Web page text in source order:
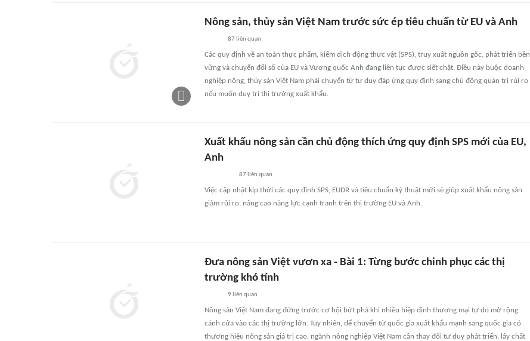
Nông sản, thủy sản Việt Nam trước sức ép tiêu chuẩn từ EU và Anh
87 liên quan
Các quy định về an toàn thực phẩm, kiểm dịch động thực vật (SPS), truy xuất nguồn gốc, phát triển bền
vững và chuyển đổi số của EU và Vương quốc Anh đang liên tục được siết chặt. Điều này buộc doanh
nghiệp nông, thủy sản Việt Nam phải chuyển từ tư duy đáp ứng quy định sang chủ động quản trị rủi ro
nếu muốn duy trì thị trường xuất khẩu.
Xuất khẩu nông sản cần chủ động thích ứng quy định SPS mới của EU,
Anh
87liên quan
Việc cập nhật kịp thời các quy định SPS, EUDR và tiêu chuẩn kỹ thuật mới sẽ giúp xuất khẩu nông sản
giảm rủi ro, nâng cao năng lực cạnh tranh trên thị trường EU và Anh.
Đưa nông sản Việt vươn xa - Bài 1: Từng bước chinh phục các thị
trường khó tính
9 liên quan
Nông sản Việt Nam đang đứng trước cơ hội bứt phá khi nhiều hiệp định thương mại tự do mở rộng
cánh cửa vào các thị trường lớn. Tuy nhiên, để chuyển từ quốc gia xuất khẩu mạnh sang quốc gia có
thương hiệu nông sản giá trị cao, ngành nông nghiệp Việt Nam cần thay đổi tư duy phát triển, lấy chất